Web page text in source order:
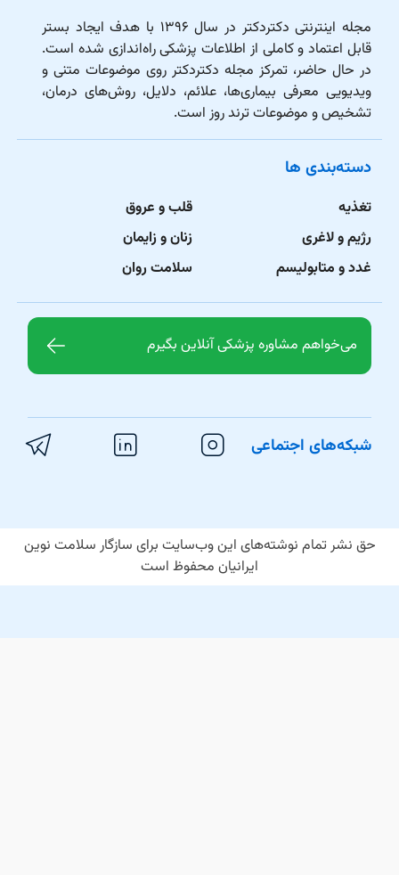
مجله اینترنتی دکتردکتر در سال ۱۳۹۶ با هدف ایجاد بستر
قابل اعتماد و کاملی از اطلاعات پزشکی راه‌اندازی شده است.
در حال حاضر، تمرکز مجله دکتردکتر روی موضوعات متنی و
ویدیویی معرفی بیماری‌ها، علائم، دلایل، روش‌های درمان،
تشخیص و موضوعات ترند روز است.
دسته‌بندی ها
تغذیه
رژیم و لاغری
غدد و متابولیسم
قلب و عروق
زنان و زایمان
سلامت روان
می‌خواهم مشاوره پزشکی آنلاین بگیرم
شبکه‌های اجتماعی
حق نشر تمام نوشته‌های این وب‌سایت برای سازگار سلامت نوین
ایرانیان محفوظ است